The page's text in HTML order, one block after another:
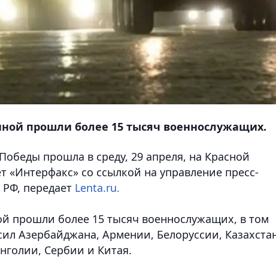
прошли более 15 тысяч военнослужащих.
прошла в среду, 29 апреля, на Красной
«Интерфакс» со ссылкой на управление пресс-
передает Lenta.ru.
прошли более 15 тысяч военнослужащих, в том
Азербайджана, Армении, Белоруссии,
Сербии и Китая.